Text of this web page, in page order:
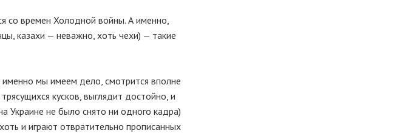
со времен Холодной войны. А именно,
казахи — неважно, хоть чехи) — такие
мы имеем дело, смотрится вполне
кусков, выглядит достойно, и
Украине не было снято ни одного кадра)
и играют отвратительно прописанных